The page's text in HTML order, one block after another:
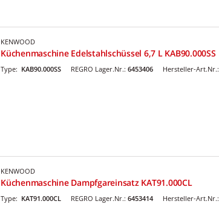
KENWOOD
Küchenmaschine Edelstahlschüssel 6,7 L KAB90.000SS
REGRO Lager.Nr.: 6453406
Type: KAB90.000SS Hersteller-Art.Nr.:
KENWOOD
Küchenmaschine Dampfgareinsatz KAT91.000CL
REGRO Lager.Nr.: 6453414
Type: KAT91.000CL Hersteller-Art.Nr.: